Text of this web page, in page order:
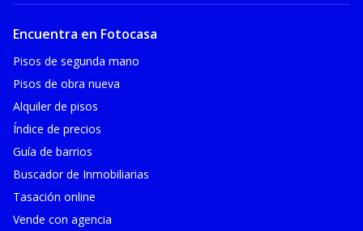
Encuentra en Fotocasa
Pisos de segunda mano
Pisos de obra nueva
Alquiler de pisos
Índice de precios
Guía de barrios
Buscador de Inmobiliarias
Tasación online
Vende con agencia